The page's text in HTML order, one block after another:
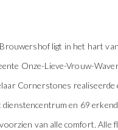
ligt in het hart
Onze-Lieve-Vrouw-
Cornerstones realiseerde
dienstencentrum en 69
van alle comfort. Alle